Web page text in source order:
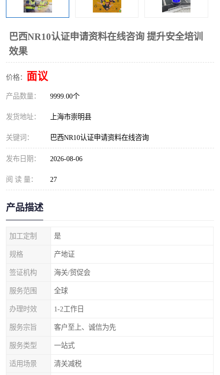
巴西NR10认证申请资料在线咨询 提升安全培训
效果
价格： 面议
产品数量： 9999.00个
发货地址： 上海市崇明县
关键词： 巴西NR10认证申请资料在线咨询
发布日期： 2026-08-06
阅 读 量： 27
产品描述
加工定制 是
规格 产地证
签证机构 海关/贸促会
服务范围 全球
办理时效 1-2工作日
服务宗旨 客户至上、诚信为先
服务类型 一站式
适用场景 清关减税